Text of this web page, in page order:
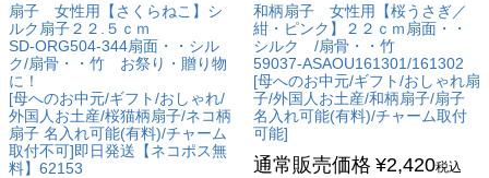
扇子 女性用【さくらねこ】シ
ルク扇子２２.５ｃｍ
SD-ORG504-344扇面・・シル
ク/扇骨・・竹 お祭り・贈り物
に！
[母へのお中元/ギフト/おしゃれ/
外国人お土産/桜猫柄扇子/ネコ柄
扇子 名入れ可能(有料)/チャーム
取付不可]即日発送【ネコポス無
料】62153
和柄扇子 女性用【桜うさぎ／
紺・ピンク】２２ｃｍ扇面・・
シルク /扇骨・・竹
59037-ASAOU161301/161302
[母へのお中元/ギフト/おしゃれ扇
子/外国人お土産/和柄扇子/扇子
名入れ可能(有料)/チャーム取付
可能]
通常販売価格 ¥2,420税込